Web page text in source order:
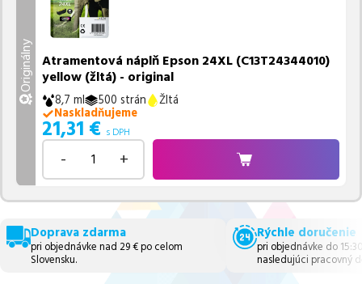
Originálny Atramentová náplň Epson 24XL (C13T24344010)
yellow (žltá) - original
8,7 ml 500 strán
Žltá
Naskladňujeme
21,31 € s DPH
- +
Doprava zdarma
pri objednávke nad 29 € po celom
Slovensku.
Rýchle doručenie
pri objednávke do
nasledujúci pracovný